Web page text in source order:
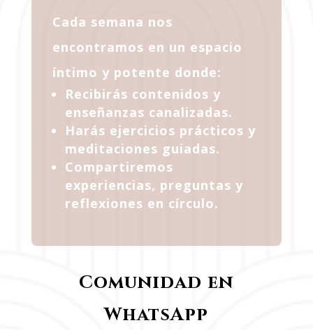
Cada semana nos
encontramos en un espacio
íntimo y potente donde:
Recibirás contenidos y
enseñanzas canalizadas.
Harás ejercicios prácticos y
meditaciones guiadas.
Compartiremos
experiencias, preguntas y
reflexiones en círculo.
Comunidad en
WhatsApp